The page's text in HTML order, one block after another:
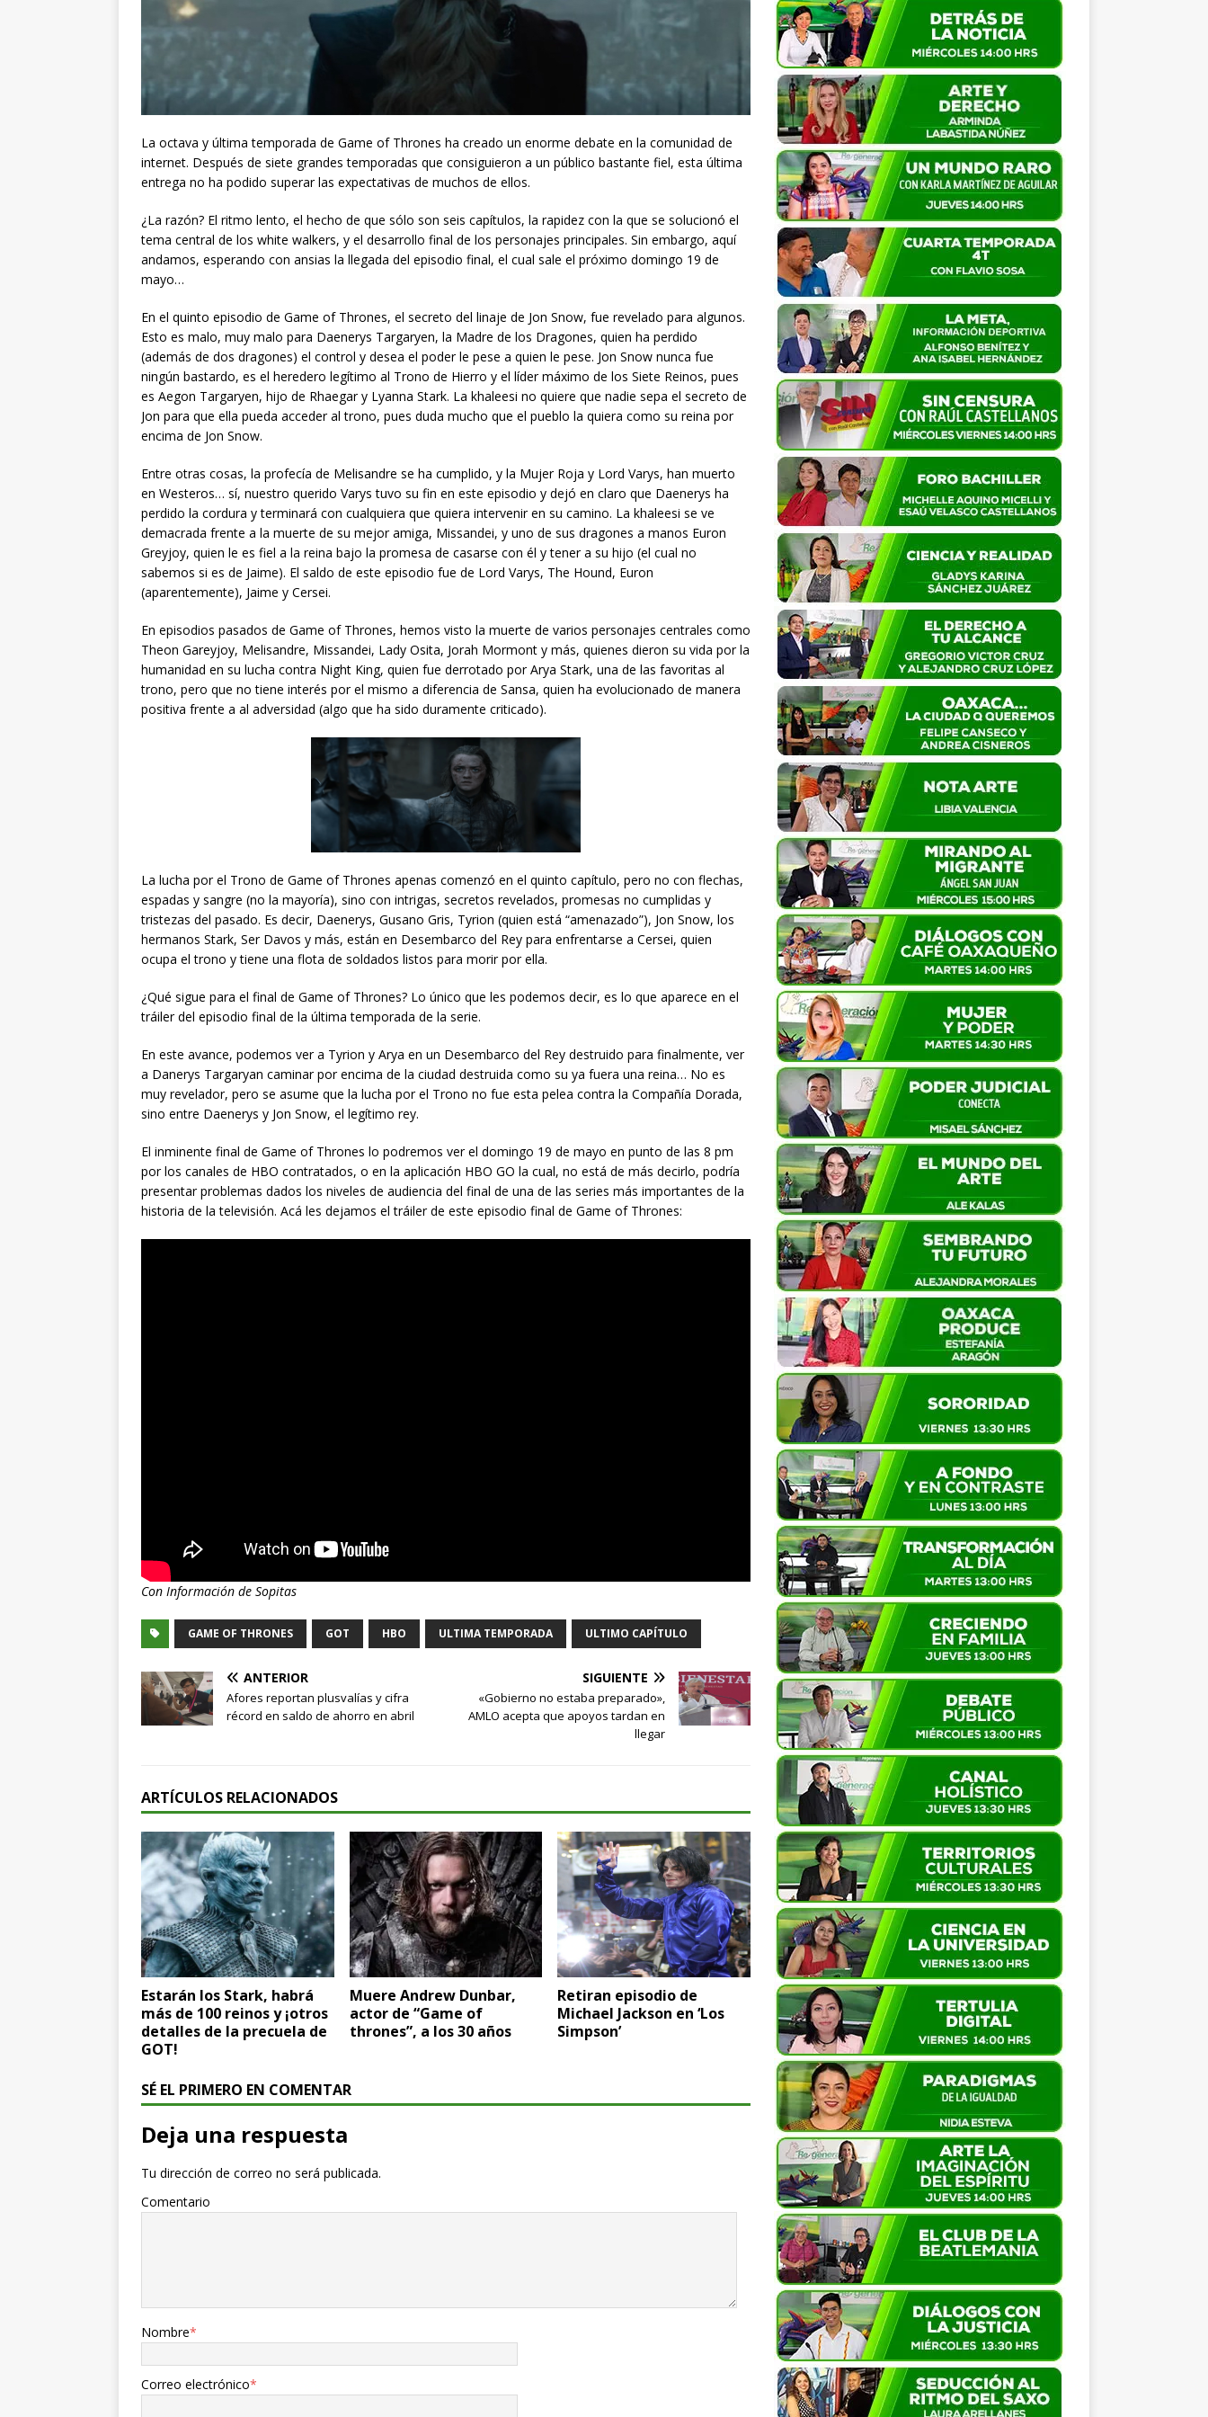
La octava y última temporada de Game of Thrones ha creado un enorme debate en la comunidad de
internet. Después de siete grandes temporadas que consiguieron a un público bastante fiel, esta última
entrega no ha podido superar las expectativas de muchos de ellos.
¿La razón? El ritmo lento, el hecho de que sólo son seis capítulos, la rapidez con la que se solucionó el
tema central de los white walkers, y el desarrollo final de los personajes principales. Sin embargo, aquí
andamos, esperando con ansias la llegada del episodio final, el cual sale el próximo domingo 19 de
mayo…
En el quinto episodio de Game of Thrones, el secreto del linaje de Jon Snow, fue revelado para algunos.
Esto es malo, muy malo para Daenerys Targaryen, la Madre de los Dragones, quien ha perdido
(además de dos dragones) el control y desea el poder le pese a quien le pese. Jon Snow nunca fue
ningún bastardo, es el heredero legítimo al Trono de Hierro y el líder máximo de los Siete Reinos, pues
es Aegon Targaryen, hijo de Rhaegar y Lyanna Stark. La khaleesi no quiere que nadie sepa el secreto de
Jon para que ella pueda acceder al trono, pues duda mucho que el pueblo la quiera como su reina por
encima de Jon Snow.
Entre otras cosas, la profecía de Melisandre se ha cumplido, y la Mujer Roja y Lord Varys, han muerto
en Westeros… sí, nuestro querido Varys tuvo su fin en este episodio y dejó en claro que Daenerys ha
perdido la cordura y terminará con cualquiera que quiera intervenir en su camino. La khaleesi se ve
demacrada frente a la muerte de su mejor amiga, Missandei, y uno de sus dragones a manos Euron
Greyjoy, quien le es fiel a la reina bajo la promesa de casarse con él y tener a su hijo (el cual no
sabemos si es de Jaime). El saldo de este episodio fue de Lord Varys, The Hound, Euron
(aparentemente), Jaime y Cersei.
En episodios pasados de Game of Thrones, hemos visto la muerte de varios personajes centrales como
Theon Gareyjoy, Melisandre, Missandei, Lady Osita, Jorah Mormont y más, quienes dieron su vida por la
humanidad en su lucha contra Night King, quien fue derrotado por Arya Stark, una de las favoritas al
trono, pero que no tiene interés por el mismo a diferencia de Sansa, quien ha evolucionado de manera
positiva frente a al adversidad (algo que ha sido duramente criticado).
La lucha por el Trono de Game of Thrones apenas comenzó en el quinto capítulo, pero no con flechas,
espadas y sangre (no la mayoría), sino con intrigas, secretos revelados, promesas no cumplidas y
tristezas del pasado. Es decir, Daenerys, Gusano Gris, Tyrion (quien está “amenazado”), Jon Snow, los
hermanos Stark, Ser Davos y más, están en Desembarco del Rey para enfrentarse a Cersei, quien
ocupa el trono y tiene una flota de soldados listos para morir por ella.
¿Qué sigue para el final de Game of Thrones? Lo único que les podemos decir, es lo que aparece en el
tráiler del episodio final de la última temporada de la serie.
En este avance, podemos ver a Tyrion y Arya en un Desembarco del Rey destruido para finalmente, ver
a Danerys Targaryan caminar por encima de la ciudad destruida como su ya fuera una reina… No es
muy revelador, pero se asume que la lucha por el Trono no fue esta pelea contra la Compañía Dorada,
sino entre Daenerys y Jon Snow, el legítimo rey.
El inminente final de Game of Thrones lo podremos ver el domingo 19 de mayo en punto de las 8 pm
por los canales de HBO contratados, o en la aplicación HBO GO la cual, no está de más decirlo, podría
presentar problemas dados los niveles de audiencia del final de una de las series más importantes de la
historia de la televisión. Acá les dejamos el tráiler de este episodio final de Game of Thrones:
Con Información de Sopitas
GAME OF THRONES GOT HBO ULTIMA TEMPORADA ULTIMO CAPÍTULO
ANTERIOR
Afores reportan plusvalías y cifra
récord en saldo de ahorro en abril
SIGUIENTE
«Gobierno no estaba preparado»,
AMLO acepta que apoyos tardan en
llegar
ARTÍCULOS RELACIONADOS
Estarán los Stark, habrá
más de 100 reinos y ¡otros
detalles de la precuela de
GOT!
Muere Andrew Dunbar,
actor de “Game of
thrones”, a los 30 años
Retiran episodio de
Michael Jackson en ‘Los
Simpson’
SÉ EL PRIMERO EN COMENTAR
Deja una respuesta
Tu dirección de correo no será publicada.
Comentario
Nombre*
Correo electrónico*